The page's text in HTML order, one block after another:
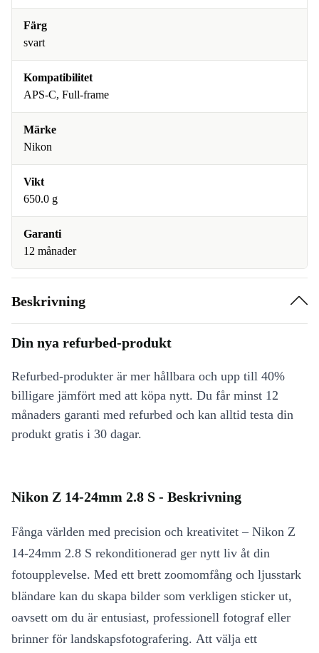
Färg
svart
Kompatibilitet
APS-C, Full-frame
Märke
Nikon
Vikt
650.0 g
Garanti
12 månader
Beskrivning
Din nya refurbed-produkt
Refurbed-produkter är mer hållbara och upp till 40%
billigare jämfört med att köpa nytt. Du får minst 12
månaders garanti med refurbed och kan alltid testa din
produkt gratis i 30 dagar.
Nikon Z 14-24mm 2.8 S - Beskrivning
Fånga världen med precision och kreativitet – Nikon Z
14-24mm 2.8 S rekonditionerad ger nytt liv åt din
fotoupplevelse. Med ett brett zoomomfång och ljusstark
bländare kan du skapa bilder som verkligen sticker ut,
oavsett om du är entusiast, professionell fotograf eller
brinner för landskapsfotografering. Att välja ett